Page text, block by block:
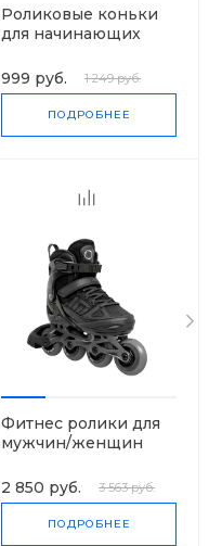
Роликовые коньки
для начинающих
малышей
999 руб. 1 249 руб.
ПОДРОБНЕЕ
Фитнес ролики для
мужчин/женщин
2 850 руб. 3 563 руб.
ПОДРОБНЕЕ